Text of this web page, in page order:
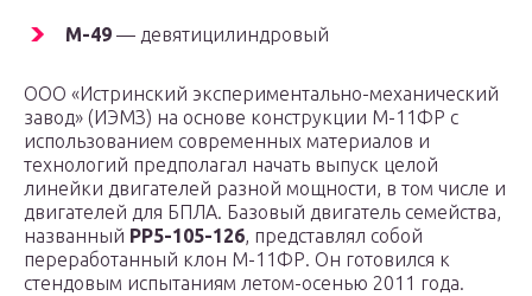
М-49 — девятицилиндровый
ООО «Истринский экспериментально-механический
завод» (ИЭМЗ) на основе конструкции М-11ФР с
использованием современных материалов и
технологий предполагал начать выпуск целой
линейки двигателей разной мощности, в том числе и
двигателей для БПЛА. Базовый двигатель семейства,
названный РР5-105-126, представлял собой
переработанный клон М-11ФР. Он готовился к
стендовым испытаниям летом-осенью 2011 года.